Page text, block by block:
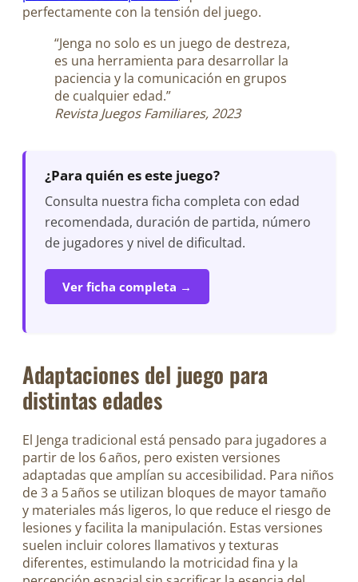
perfectamente con la tensión del juego.
“Jenga no solo es un juego de destreza,
es una herramienta para desarrollar la
paciencia y la comunicación en grupos
de cualquier edad.”
Revista Juegos Familiares, 2023
¿Para quién es este juego?
Consulta nuestra ficha completa con edad
recomendada, duración de partida, número
de jugadores y nivel de dificultad.
Ver ficha completa →
Adaptaciones del juego para
distintas edades
El Jenga tradicional está pensado para jugadores a
partir de los 6 años, pero existen versiones
adaptadas que amplían su accesibilidad. Para niños
de 3 a 5 años se utilizan bloques de mayor tamaño
y materiales más ligeros, lo que reduce el riesgo de
lesiones y facilita la manipulación. Estas versiones
suelen incluir colores llamativos y texturas
diferentes, estimulando la motricidad fina y la